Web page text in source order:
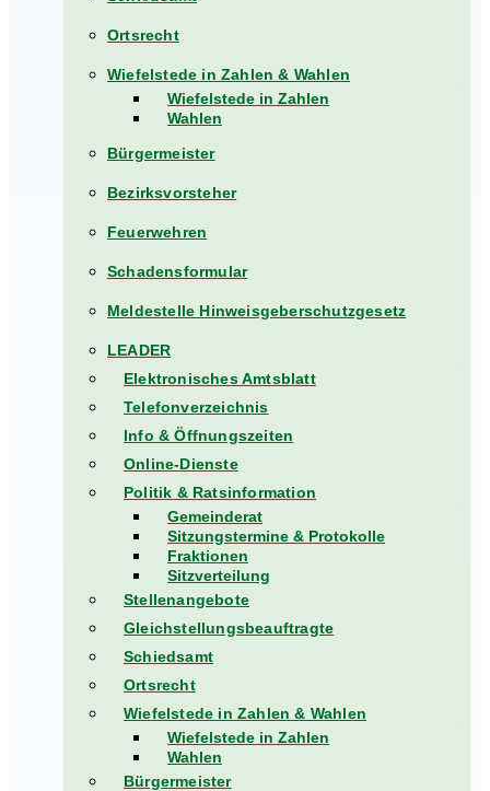
Ortsrecht
Wiefelstede in Zahlen & Wahlen
Wiefelstede in Zahlen
Wahlen
Bürgermeister
Bezirksvorsteher
Feuerwehren
Schadensformular
Meldestelle Hinweisgeberschutzgesetz
LEADER
Elektronisches Amtsblatt
Telefonverzeichnis
Info & Öffnungszeiten
Online-Dienste
Politik & Ratsinformation
Gemeinderat
Sitzungstermine & Protokolle
Fraktionen
Sitzverteilung
Stellenangebote
Gleichstellungsbeauftragte
Schiedsamt
Ortsrecht
Wiefelstede in Zahlen & Wahlen
Wiefelstede in Zahlen
Wahlen
Bürgermeister